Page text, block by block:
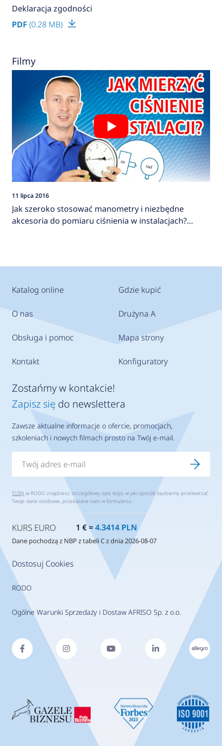
Deklaracja zgodności
PDF (0.28 MB)
Filmy
11 lipca 2016
Jak szeroko stosować manometry i niezbędne
akcesoria do pomiaru ciśnienia w instalacjach?
Katalog online
O nas
Obsługa i pomoc
Kontakt
Gdzie kupić
Drużyna A
Mapa strony
Konfiguratory
Dostosuj Cookies
RODO
Ogólne Warunki Sprzedaży i Dostaw AFRISO Sp. z o.o.
Zostańmy w kontakcie!
Zapisz się do newslettera
Zawsze aktualne informacje o ofercie, promocjach,
szkoleniach i nowych filmach prosto na Twój e-mail.
TUTAJ w RODO znajdziesz szczegółowy opis tego, w jaki sposób będziemy przetwarzać
Twoje dane osobowe, przekazane nam w formularzu.
KURS EURO 1 € =4.3414 PLN
Dane pochodzą z NBP z tabeli C z dnia 2026-08-07